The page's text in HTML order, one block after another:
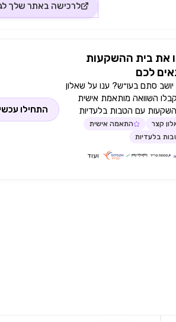
לרכישה באתר שלך
את בית ההשקעות
לכם
סתם בעו״ש? ענו על שאלון
השוואה מותאמת אישית
עם הטבות בלעדיות
קצר
התאמה אישית
בלעדיות
ועוד
התחילו